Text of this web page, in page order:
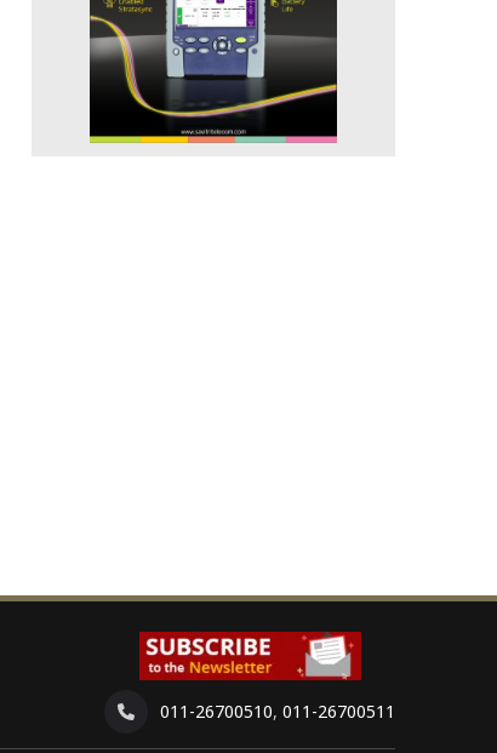
011-26700510, 011-26700511